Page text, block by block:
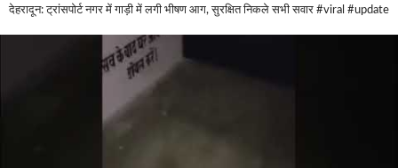
देहरादून: ट्रांसपोर्ट नगर में गाड़ी में लगी भीषण आग, सुरक्षित निकले सभी सवार #viral #update